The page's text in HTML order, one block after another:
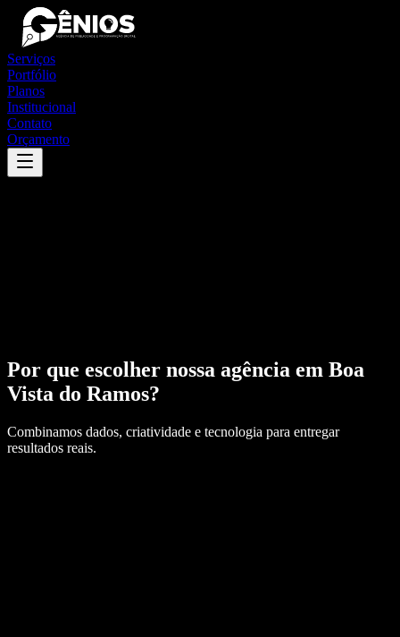
Serviços
Portfólio
Planos
Institucional
Contato
Orçamento
Por que escolher nossa agência em Boa
Vista do Ramos?
Combinamos dados, criatividade e tecnologia para entregar
resultados reais.